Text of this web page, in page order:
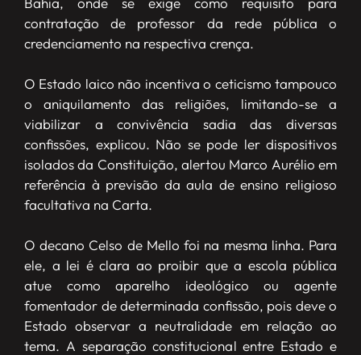
contratação de professor da rede pública o
credenciamento na respectiva crença.
O Estado laico não incentiva o ceticismo tampouco
o aniquilamento das religiões, limitando-se a
viabilizar a convivência sadia das diversas
confissões, explicou. Não se pode ler dispositivos
isolados da Constituição, alertou Marco Aurélio em
referência à previsão da aula de ensino religioso
facultativa na Carta.
O decano Celso de Mello foi na mesma linha. Para
ele, a lei é clara ao proibir que a escola pública
atue como aparelho ideológico ou agente
fomentador de determinada confissão, pois deve o
Estado observar a neutralidade em relação ao
tema. A separação constitucional entre Estado e